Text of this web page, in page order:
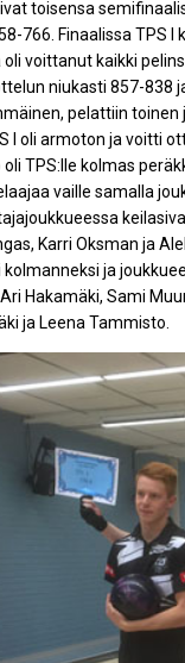
toisensa
766. Finaalissa TPS I
voittanut kaikki
niukasti 857-838
pelattiin toinen
I oli armoton ja voitti
TPS:lle kolmas
vaille samalla
Karri Oksman ja
ja
Hakamäki, Sami
ja Leena Tammisto.